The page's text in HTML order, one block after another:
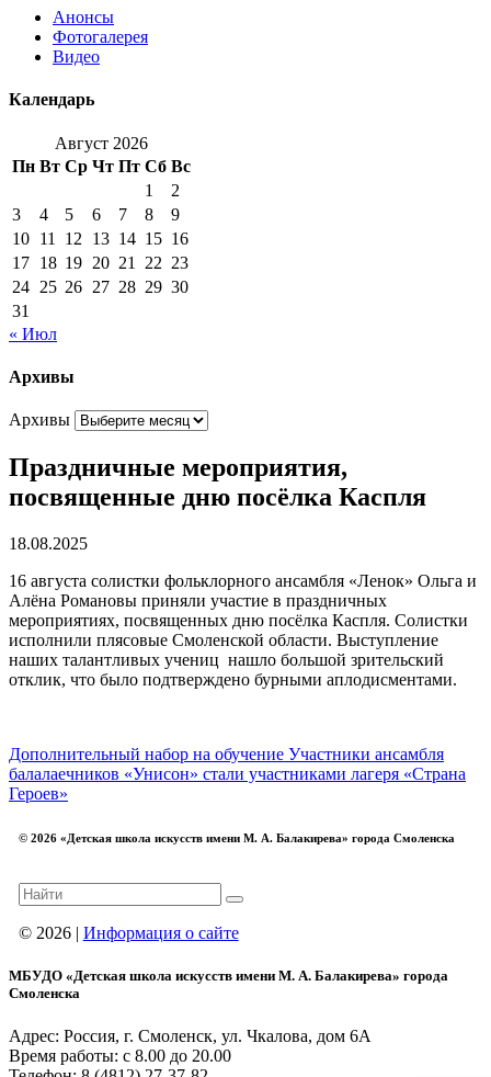
Анонсы
Фотогалерея
Видео
Календарь
Август 2026
Пн Вт Ср Чт Пт Сб Вс
1
2
3
4 5 6 7 8
9
10 11 12 13 14 15 16
17 18 19 20 21 22 23
24 25 26 27 28 29 30
31
« Июл
Архивы
Архивы
Праздничные мероприятия,
посвященные дню посёлка Каспля
18.08.2025
16 августа солистки фольклорного ансамбля «Ленок» Ольга и
Алёна Романовы приняли участие в праздничных
мероприятиях, посвященных дню посёлка Каспля. Солистки
исполнили плясовые Смоленской области. Выступление
наших талантливых учениц нашло большой зрительский
отклик, что было подтверждено бурными аплодисментами.
Дополнительный набор на обучение Участники ансамбля
балалаечников «Унисон» стали участниками лагеря «Страна
Героев»
© 2026 «Детская школа искусств имени М. А. Балакирева» города Смоленска
© 2026 | Информация о сайте
МБУДО «Детская школа искусств имени М. А. Балакирева» города
Смоленска
Адрес: Россия, г. Смоленск, ул. Чкалова, дом 6А
Время работы: с 8.00 до 20.00